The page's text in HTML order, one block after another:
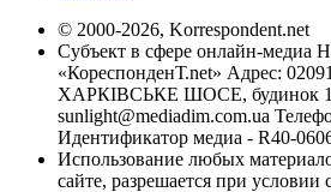
© 2000-2026, Korrespondent.net
Субъект в сфере онлайн-медиа
«КореспонденТ.net» Адрес:
ХАРКІВСЬКЕ ШОСЕ, будинок
sunlight@mediadim.com.ua
Идентификатор медиа - R40-
Использование любых
сайте, разрешается при условии